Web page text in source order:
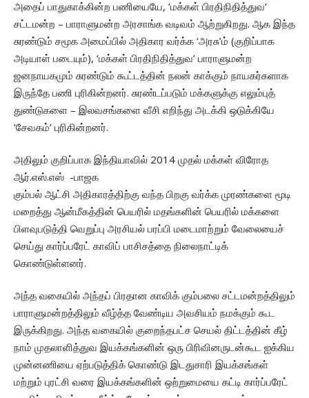
அதைப் பாதுகாக்கின்ற பணியையே, ‘மக்கள் பிரதிநிதித்துவ’
சட்டமன்ற – பாராளுமன்ற அரசாங்க வடிவம் ஆற்றுகிறது. ஆக இந்த
சுரண்டும் சமூக அமைப்பில் அதிகார வர்க்க ‘அரசு’ம் (குறிப்பாக
அடியாள் படையும்), ‘மக்கள் பிரதிநிதித்துவ’ பாராளுமன்ற
ஜனநாயகமும் சுரண்டும் கூட்டத்தின் நலன் காக்கும் நாயகர்களாக
இருந்தே பணி புரிகின்றனர். சுரண்டப்படும் மக்களுக்கு எலும்புத்
துண்டுகளை – இலவசங்களை வீசி எறிந்து அடக்கி ஒடுக்கியே
‘சேவகம்’ புரிகின்றனர்.
அதிலும் குறிப்பாக இந்தியாவில் 2014 முதல் மக்கள் விரோத
ஆர்.எஸ்.எஸ் -பாஜக
கும்பல் ஆட்சி அதிகாரத்திற்கு வந்த பிறகு வர்க்க முரண்களை மூடி
மறைத்து ஆன்மீகத்தின் பெயரில் மதங்களின் பெயரில் மக்களை
பிளவுபடுத்தி வெறுப்பு அரசியல் பரப்பி மடைமாற்றும் வேலையைச்
செய்து கார்ப்பரேட் காவிப் பாசிசத்தை நிலைநாட்டிக்
கொண்டுள்ளனர்.
அந்த வகையில் அந்தப் பிரதான காவிக் கும்பலை சட்டமன்றத்திலும்
பாராளுமன்றத்திலும் வீழ்த்த வேண்டிய அவசியம் நமக்கும் கூட
இருக்கிறது. அந்த வகையில் குறைந்தபட்ச செயல் திட்டத்தின் கீழ்
நாம் முதலாளித்துவ இயக்கங்களின் ஒரு பிரிவினருடன்கூட ஐக்கிய
முன்னணியை ஏற்படுத்திக் கொண்டு இடதுசாரி இயக்கங்கள்
மற்றும் புரட்சி வரை இயக்கங்களின் ஒற்றுமையை கட்டி கார்ப்பரேட்